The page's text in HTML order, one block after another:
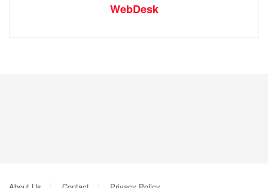
WebDesk